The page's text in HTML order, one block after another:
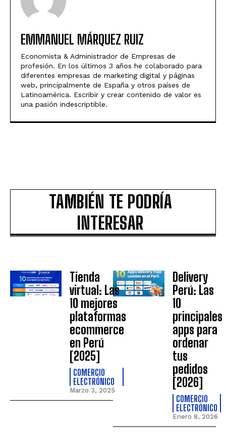
EMMANUEL MÁRQUEZ RUIZ
Economista & Administrador de Empresas de
profesión. En los últimos 3 años he colaborado para
diferentes empresas de marketing digital y páginas
web, principalmente de España y otros países de
Latinoamérica. Escribir y crear contenido de valor es
una pasión indescriptible.
TAMBIÉN TE PODRÍA
INTERESAR
Tienda
virtual: Las
10 mejores
plataformas
ecommerce
en Perú
[2025]
COMERCIO
ELECTRÓNICO
Marzo 3, 2025
Delivery
Perú: Las
10
principales
apps para
ordenar
tus
pedidos
[2026]
COMERCIO
ELECTRÓNICO
Enero 8, 2026